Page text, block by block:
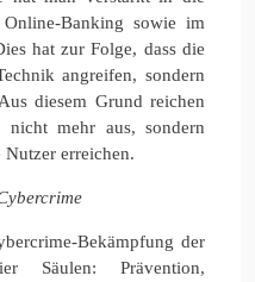
Banking sowie im
hat zur Folge, dass die
angreifen, sondern
diesem Grund reichen
nicht mehr aus, sondern
Nutzer erreichen.
Bekämpfung der
Säulen: Prävention,